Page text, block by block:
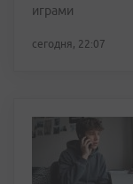
играми
сегодня, 22:07